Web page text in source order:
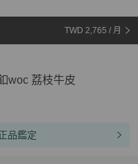
TWD 2,765 / 月
woc 荔枝牛皮
品鑑定